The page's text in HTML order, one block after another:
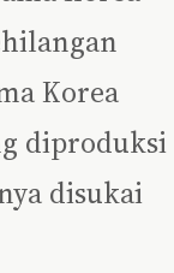
Korea
diproduksi
disukai